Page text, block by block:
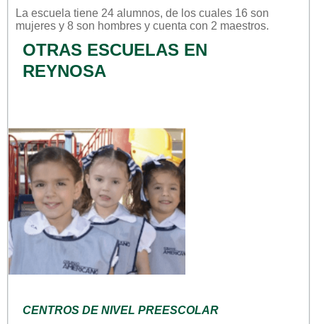
La escuela tiene 24 alumnos, de los cuales 16 son
mujeres y 8 son hombres y cuenta con 2 maestros.
OTRAS ESCUELAS EN
REYNOSA
CENTROS DE NIVEL PREESCOLAR